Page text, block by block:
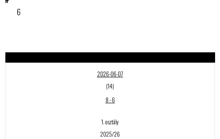
6
2026-06-07
(14)
8-6
1. osztály
2025/26